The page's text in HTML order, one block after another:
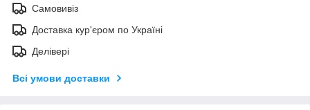
Самовивіз
Доставка кур'єром по Україні
Делівері
Всі умови доставки